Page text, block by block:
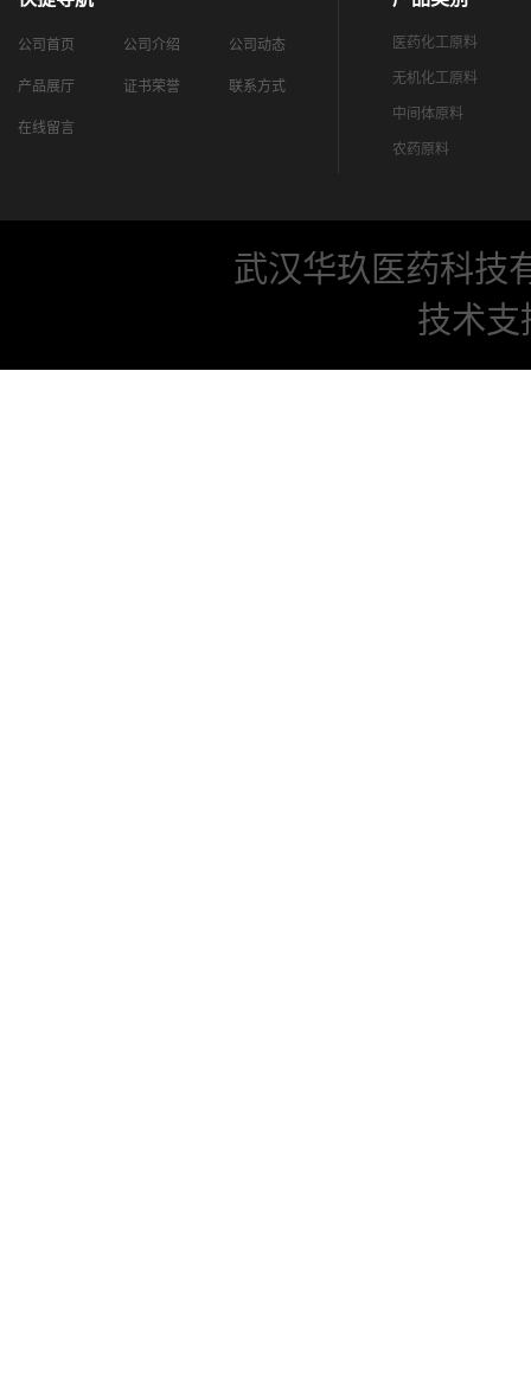
公司首页 公司介绍 公司动态
产品展厅 证书荣誉 联系方式
在线留言
医药化工原料
无机化工原料
中间体原料
农药原料
武汉华玖医药科技
技术